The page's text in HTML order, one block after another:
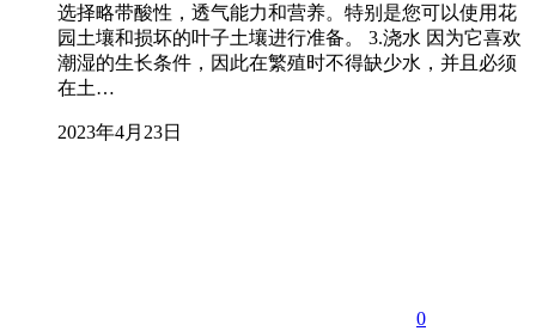
选择略带酸性，透气能力和营养。特别是您可以使用花
园土壤和损坏的叶子土壤进行准备。 3.浇水 因为它喜欢
潮湿的生长条件，因此在繁殖时不得缺少水，并且必须
在土…
2023年4月23日
0